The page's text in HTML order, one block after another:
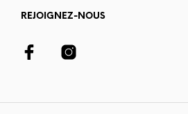
REJOIGNEZ-NOUS